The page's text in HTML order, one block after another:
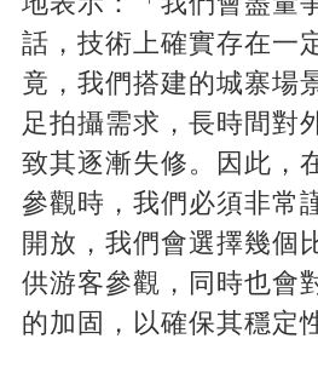
話，技術上確實存在一
竟，我們搭建的城寨場
足拍攝需求，長時間對
致其逐漸失修。因此，
參觀時，我們必須非常
開放，我們會選擇幾個
供游客參觀，同時也會
的加固，以確保其穩定